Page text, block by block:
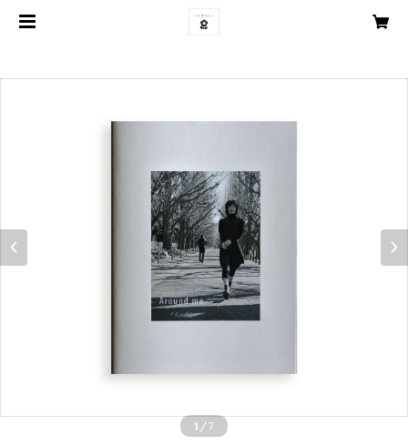
1 /7